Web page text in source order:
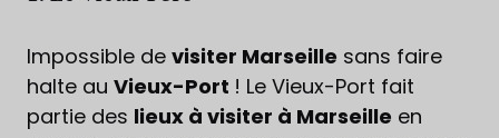
Impossible de visiter Marseille sans faire
halte au Vieux-Port ! Le Vieux-Port fait
partie des lieux à visiter à Marseille en